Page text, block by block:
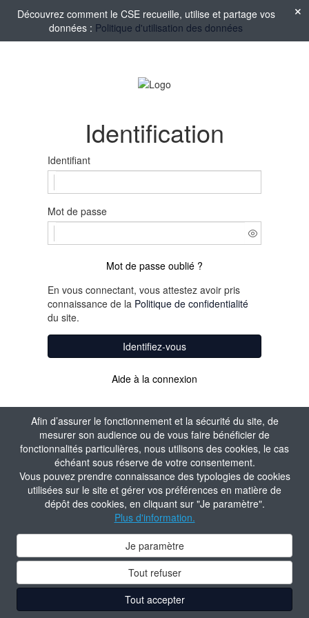
Afin d’assurer le fonctionnement et la sécurité du site, de
mesurer son audience ou de vous faire bénéficier de
fonctionnalités particulières, nous utilisons des cookies, le cas
échéant sous réserve de votre consentement.
Vous pouvez prendre connaissance des typologies de cookies
utilisées sur le site et gérer vos préférences en matière de
dépôt des cookies, en cliquant sur "Je paramètre".
Plus d'information.
Je paramètre
Tout refuser
Tout accepter
Découvrez comment le CSE recueille, utilise et partage vos
données : Politique d'utilisation des données
Identification
Identifiant
Mot de passe
Mot de passe oublié ?
En vous connectant, vous attestez avoir pris
connaissance de la Politique de confidentialité
du site.
Identifiez-vous
Aide à la connexion